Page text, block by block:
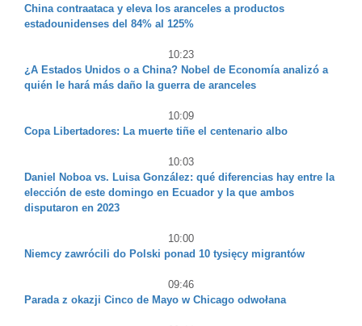
China contraataca y eleva los aranceles a productos
estadounidenses del 84% al 125%
10:23
¿A Estados Unidos o a China? Nobel de Economía analizó a
quién le hará más daño la guerra de aranceles
10:09
Copa Libertadores: La muerte tiñe el centenario albo
10:03
Daniel Noboa vs. Luisa González: qué diferencias hay entre la
elección de este domingo en Ecuador y la que ambos
disputaron en 2023
10:00
Niemcy zawrócili do Polski ponad 10 tysięcy migrantów
09:46
Parada z okazji Cinco de Mayo w Chicago odwołana